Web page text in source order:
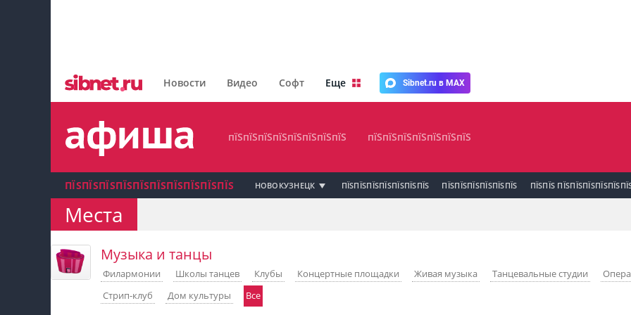
Новости Видео Софт Еще Sibnet.ru в MAX
пїЅпїЅпїЅпїЅпїЅпїЅпїЅпїЅ
пїЅпїЅпїЅпїЅпїЅпїЅпїЅ
пїЅпїЅпїЅ пїЅпїЅпїЅпїЅпїЅпїЅпїЅ пїЅпїЅ
пїЅпїЅпїЅ пїЅпїЅпїЅпїЅпїЅпїЅпїЅ
пїЅпїЅпїЅпїЅпїЅпїЅпїЅпїЅ пїЅпїЅпїЅпїЅпїЅпїЅпїЅ
ПЇЅПЇЅПЇЅПЇЅПЇЅПЇЅПЇЅПЇЅПЇЅПЇЅ НОВОКУЗНЕЦК ПЇЅПЇЅПЇЅПЇЅПЇЅПЇЅПЇЅ ПЇЅПЇЅПЇЅПЇЅПЇЅПЇЅ ПЇЅПЇЅ
Места
Музыка и танцы
Филармонии Школы танцев Клубы Концертные площадки Живая музыка Танцевальные студии
Стрип-клуб
Дом культуры Все